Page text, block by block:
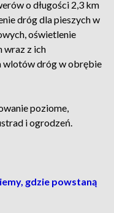
o długości 2,3 km
dróg dla pieszych w
oświetlenie
wraz z ich
wlotów dróg w obrębie
poziome,
i ogrodzeń.
gdzie powstaną